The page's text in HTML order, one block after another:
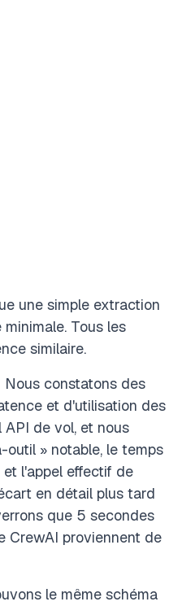
une simple extraction
Tous les
similaire.
Nous constatons des
et d'utilisation des
de vol, et nous
» notable, le temps
l'appel effectif de
en détail plus tard
que 5 secondes
CrewAI proviennent de
le même schéma